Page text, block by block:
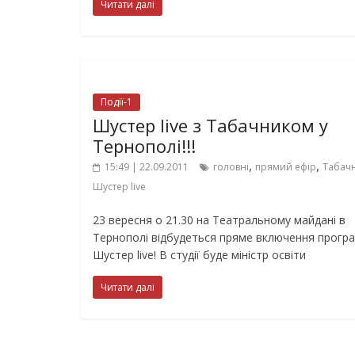
Читати далі
Події-1
Шустер live з Табачником у
Тернополі!!!
15:49 | 22.09.2011 головні, прямий ефір,
Шустер live
23 вересня о 21.30 на Театральному майдані в
Тернополі відбудеться пряме включення
Шустер live! В студії буде міністр освіти
Читати далі